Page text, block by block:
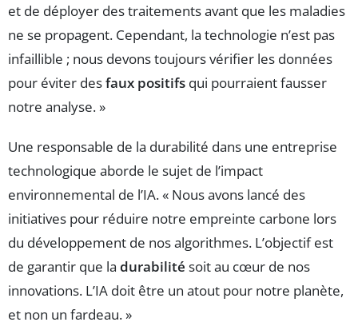
et de déployer des traitements avant que les maladies
ne se propagent. Cependant, la technologie n’est pas
infaillible ; nous devons toujours vérifier les données
pour éviter desfaux positifs qui pourraient fausser
notre analyse. »
Une responsable de la durabilité dans une entreprise
technologique aborde le sujet de l’impact
environnemental de l’IA. « Nous avons lancé des
initiatives pour réduire notre empreinte carbone lors
du développement de nos algorithmes. L’objectif est
de garantir que la durabilité soit au cœur de nos
innovations. L’IA doit être un atout pour notre planète,
et non un fardeau. »